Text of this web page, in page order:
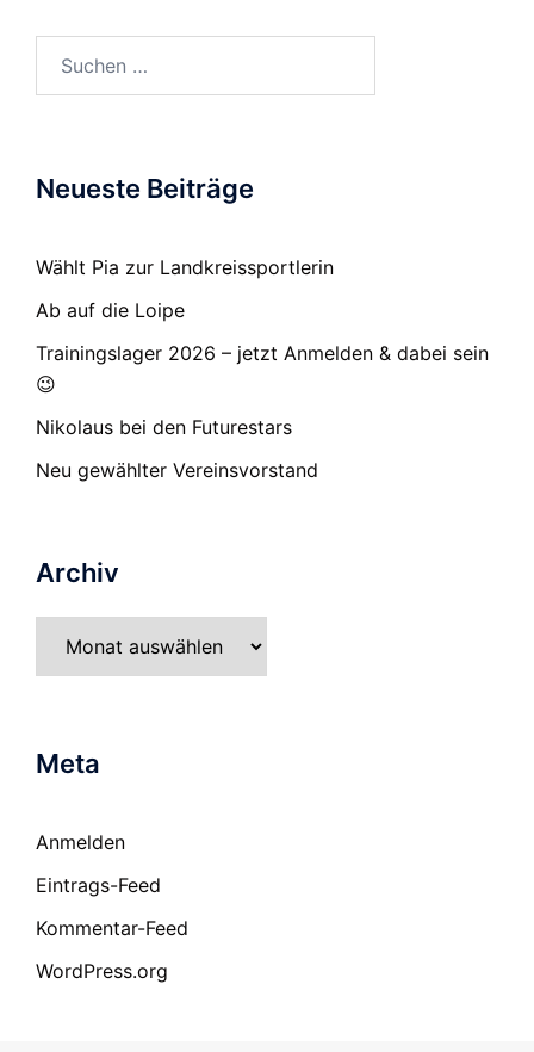
Neueste Beiträge
Wählt Pia zur Landkreissportlerin
Ab auf die Loipe
Trainingslager 2026 – jetzt Anmelden & dabei sein
😉
Nikolaus bei den Futurestars
Neu gewählter Vereinsvorstand
Archiv
Meta
Anmelden
Eintrags-Feed
Kommentar-Feed
WordPress.org